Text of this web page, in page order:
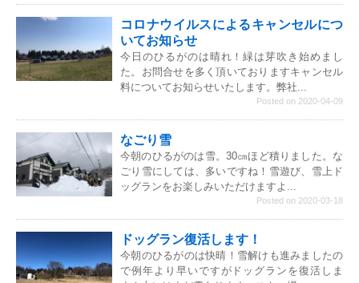
コロナウイルスによるキャンセルにつ
いてお知らせ
今日のひるがのは晴れ！緑は芽吹き始めまし
た。お問合せを多く頂いておりますキャンセル
料についてお知らせいたします。弊社...
Posted on 2020-04-09
なごり雪
今朝のひるがのは雪。30㎝ほど積りました。な
ごり雪にしては、多いですね！雪遊び、雪上ド
ッグランをお楽しみいただけますよ...
Posted on 2020-03-18
ドッグラン復活します！
今朝のひるがのは快晴！雪解けも進みましたの
で例年より早いですがドッグランを復活しま